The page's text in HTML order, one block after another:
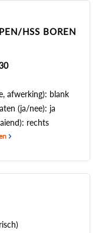
HSS BOREN
afwerking): blank
(ja/nee): ja
rechts